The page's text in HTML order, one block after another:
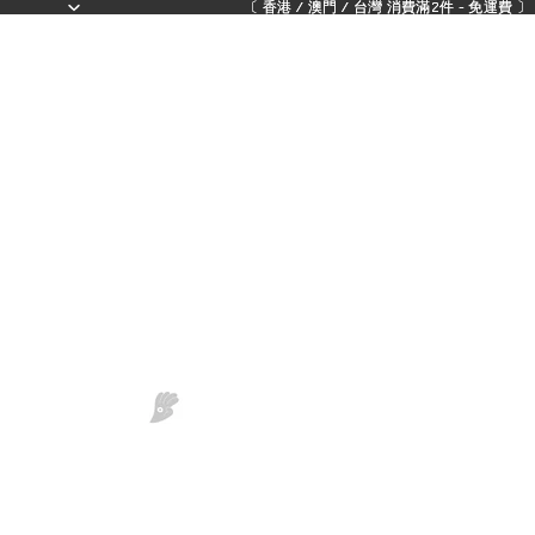
〔 香港 / 澳門 / 台灣 消費滿2件 - 免運費
〔 香港 / 澳門 / 台灣 消費滿2件 - 免運費